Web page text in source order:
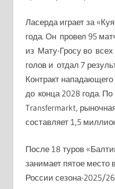
Ласерда играет за
года. Он провел 95
из Мату-Гросу во
голов и отдал 7
Контракт
до конца 2028 года.
Transfermarkt,
составляет 1,5
После 18 туров
занимает пятое место
России сезона-2025/